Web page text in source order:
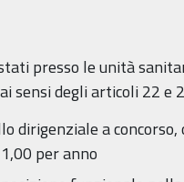
presso le unità
sensi degli articoli 22 e
dirigenziale a
per anno